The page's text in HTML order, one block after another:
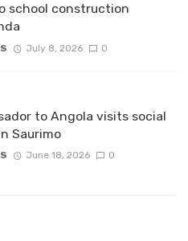
school construction
July 8, 2026 0
to Angola visits social
Saurimo
June 18, 2026 0